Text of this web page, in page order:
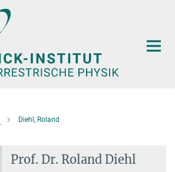
Diehl, Roland
Prof. Dr. Roland Diehl